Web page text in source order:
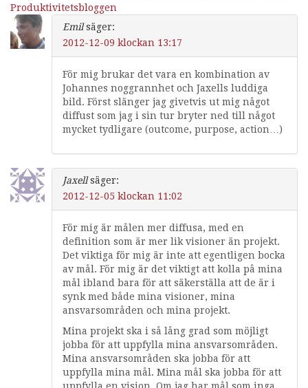
Produktivitetsbloggen
Emil säger:
2012-12-09 klockan 13:17
För mig brukar det vara en kombination av
Johannes noggrannhet och Jaxells luddiga
bild. Först slänger jag givetvis ut mig något
diffust som jag i sin tur bryter ned till något
mycket tydligare (outcome, purpose, action…)
Jaxell säger:
2012-12-05 klockan 11:02
För mig är målen mer diffusa, med en
definition som är mer lik visioner än projekt.
Det viktiga för mig är inte att egentligen bocka
av mål. För mig är det viktigt att kolla på mina
mål ibland bara för att säkerställa att de är i
synk med både mina visioner, mina
ansvarsområden och mina projekt.
Mina projekt ska i så lång grad som möjligt
jobba för att uppfylla mina ansvarsområden.
Mina ansvarsområden ska jobba för att
uppfylla mina mål. Mina mål ska jobba för att
uppfylla en vision. Om jag har mål som inga